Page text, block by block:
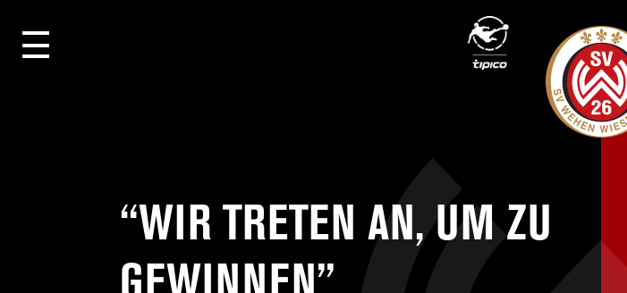
“WIR TRETEN AN, UM ZU
GEWINNEN”